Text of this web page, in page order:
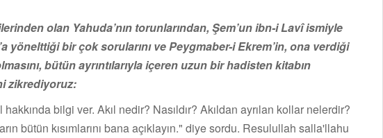
olan Yahuda’nın torunlarından, Şem’un ibn-i Lavî ismiyle
yönelttiği bir çok sorularını ve Peygmaber-i Ekrem’in, ona verdiği
bütün ayrıntılarıyla içeren uzun bir hadisten kitabın
zikrediyoruz:
bilgi ver. Akıl nedir? Nasıldır? Akıldan ayrılan kollar nelerdir?
bütün kısımlarını bana açıklayın." diye sordu. Resulullah salla'llahu